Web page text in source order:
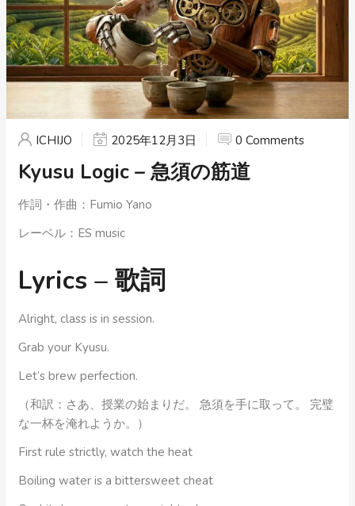
ICHIJO 2025年12月3日 0 Comments
Kyusu Logic – 急須の筋道
作詞・作曲：Fumio Yano
レーベル：ES music
Lyrics – 歌詞
Alright, class is in session.
Grab your Kyusu.
Let’s brew perfection.
（和訳：さあ、授業の始まりだ。 急須を手に取って。 完璧
な一杯を淹れようか。）
First rule strictly, watch the heat
Boiling water is a bittersweet cheat